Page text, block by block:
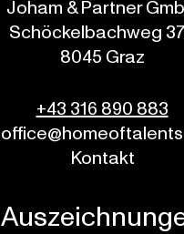
Joham & Partner
Schöckelbachweg
8045 Graz
+43 316 890 883
Kontakt